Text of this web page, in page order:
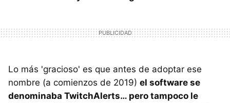
Lo más 'gracioso' es que antes de adoptar ese
nombre (a comienzos de 2019) el software se
denominaba TwitchAlerts… pero tampoco le